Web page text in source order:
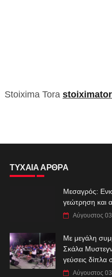
Stoixima Tora
ΤΥΧΑΙΑ ΑΡΘΡΑ
Μεσαγρός:
γεώτρηση και
Αύγουστος
Με μεγάλη
Σκάλα
γεύσεις
Αύγουστος